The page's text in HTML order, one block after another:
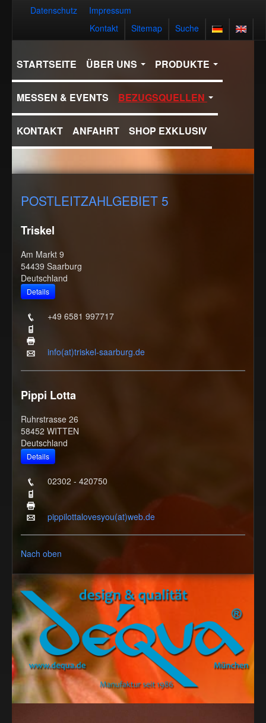
Datenschutz
Impressum
Kontakt
Sitemap Suche
STARTSEITE ÜBER UNS PRODUKTE
MESSEN & EVENTS BEZUGSQUELLEN
KONTAKT ANFAHRT SHOP EXKLUSIV
POSTLEITZAHLGEBIET 5
Triskel
Am Markt 9
54439 Saarburg
Deutschland
+49 6581 997717
info(at)triskel-saarburg.de
Pippi Lotta
Ruhrstrasse 26
58452 WITTEN
Deutschland
02302 - 420750
pippilottalovesyou(at)web.de
Nach oben